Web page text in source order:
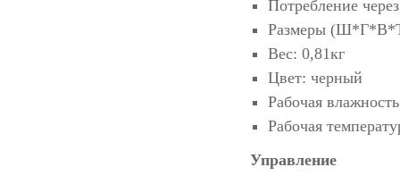
Потребление
Размеры
Вес: 0,81кг
Цвет: черный
Рабочая
Рабочая
Управление